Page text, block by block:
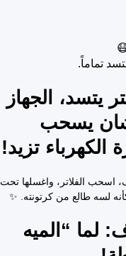
تماماً.
يتسد، الجهاز
يسحب
الكهرباء تزيد!
اسحب الفلاتر، واغسلها تحت
لسه طالع من كرتونته. ✨
لما “الميه